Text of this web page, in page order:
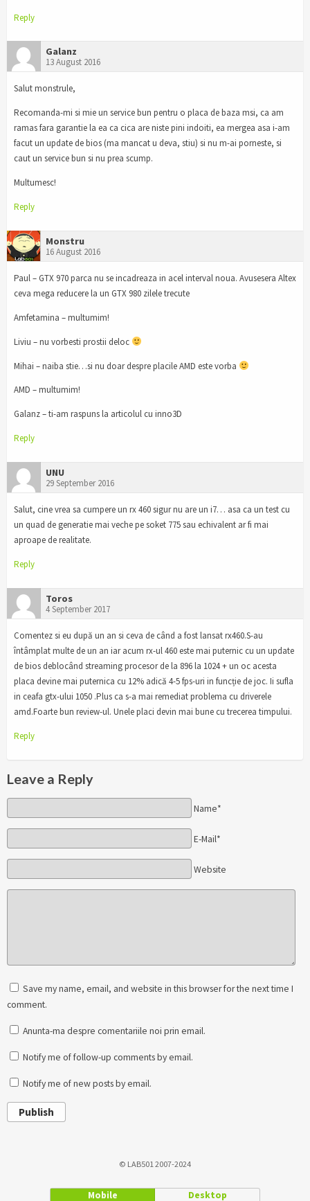
Reply
Galanz
13 August 2016
Salut monstrule,
Recomanda-mi si mie un service bun pentru o placa de baza msi, ca am
ramas fara garantie la ea ca cica are niste pini indoiti, ea mergea asa i-am
facut un update de bios (ma mancat u deva, stiu) si nu m-ai porneste, si
caut un service bun si nu prea scump.
Multumesc!
Reply
Monstru
16 August 2016
Paul – GTX 970 parca nu se incadreaza in acel interval noua. Avusesera Altex
ceva mega reducere la un GTX 980 zilele trecute
Amfetamina – multumim!
Liviu – nu vorbesti prostii deloc
Mihai – naiba stie…si nu doar despre placile AMD este vorba
AMD – multumim!
Galanz – ti-am raspuns la articolul cu inno3D
Reply
UNU
29 September 2016
Salut, cine vrea sa cumpere un rx 460 sigur nu are un i7… asa ca un test cu
un quad de generatie mai veche pe soket 775 sau echivalent ar fi mai
aproape de realitate.
Reply
Toros
4 September 2017
Comentez si eu după un an si ceva de când a fost lansat rx460.S-au
întâmplat multe de un an iar acum rx-ul 460 este mai puternic cu un update
de bios deblocând streaming procesor de la 896 la 1024 + un oc acesta
placa devine mai puternica cu 12% adică 4-5 fps-uri in funcție de joc. Ii sufla
in ceafa gtx-ului 1050 .Plus ca s-a mai remediat problema cu driverele
amd.Foarte bun review-ul. Unele placi devin mai bune cu trecerea timpului.
Reply
Leave a Reply
Name*
E-Mail*
Website
Save my name, email, and website in this browser for the next time I
comment.
Anunta-ma despre comentariile noi prin email.
Notify me of follow-up comments by email.
Notify me of new posts by email.
Publish
© LAB501 2007-2024
Mobile Desktop